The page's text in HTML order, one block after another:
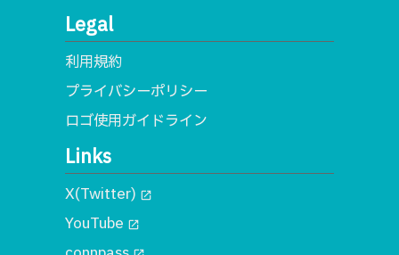
Legal
利用規約
プライバシーポリシー
ロゴ使用ガイドライン
Links
X(Twitter) open_in_new
YouTube open_in_new